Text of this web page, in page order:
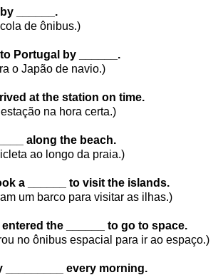
______.
de ônibus.)
Portugal by ______.
o Japão de navio.)
at the station on time.
na hora certa.)
along the beach.
ao longo da praia.)
a ______ to visit the islands.
um barco para visitar as ilhas.)
the ______ to go to space.
no ônibus espacial para ir ao espaço.)
_________ every morning.